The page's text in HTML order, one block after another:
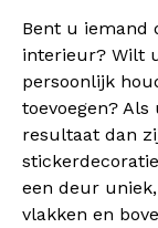
Bent u iemand
interieur? Wilt
persoonlijk
toevoegen?
resultaat dan
een deur
vlakken en